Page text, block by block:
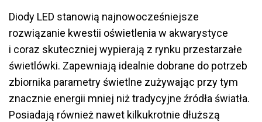
Diody LED stanowią najnowocześniejsze
rozwiązanie kwestii oświetlenia w akwarystyce
i coraz skuteczniej wypierają z rynku przestarzałe
świetlówki. Zapewniają idealnie dobrane do potrzeb
zbiornika parametry świetlne zużywając przy tym
znacznie energii mniej niż tradycyjne źródła światła.
Posiadają również nawet kilkukrotnie dłuższą